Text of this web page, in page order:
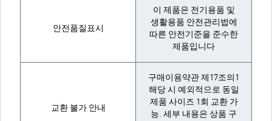
안전품질표시
이 제품은 전기용품 및
생활용품 안전관리법에
따른 안전기준을 준수한
제품입니다
교환 불가 안내
구매이용약관 제17조의1
해당 시 예외적으로 동일
제품 사이즈 1회 교환 가
능. 세부 내용은 상품 구